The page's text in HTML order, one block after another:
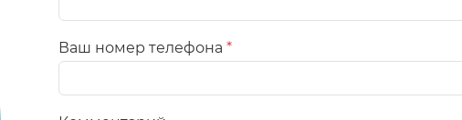
Ваш номер телефона *